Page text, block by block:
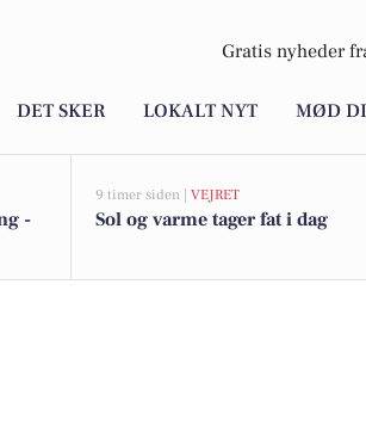
Gratis nyheder
DET SKER LOKALT NYT MØD
-
9 timer siden | VEJRET
Sol og varme tager fat i dag